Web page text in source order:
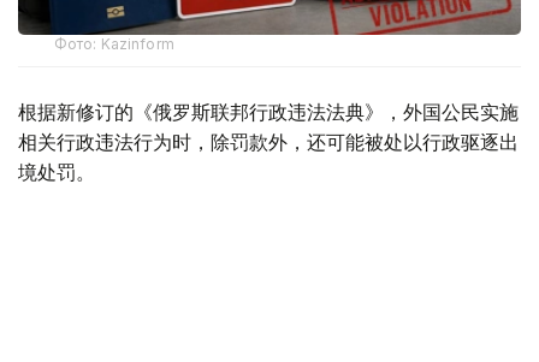
Фото: Kazinform
根据新修订的《俄罗斯联邦行政违法法典》，外国公民实施
相关行政违法行为时，除罚款外，还可能被处以行政驱逐出
境处罚。